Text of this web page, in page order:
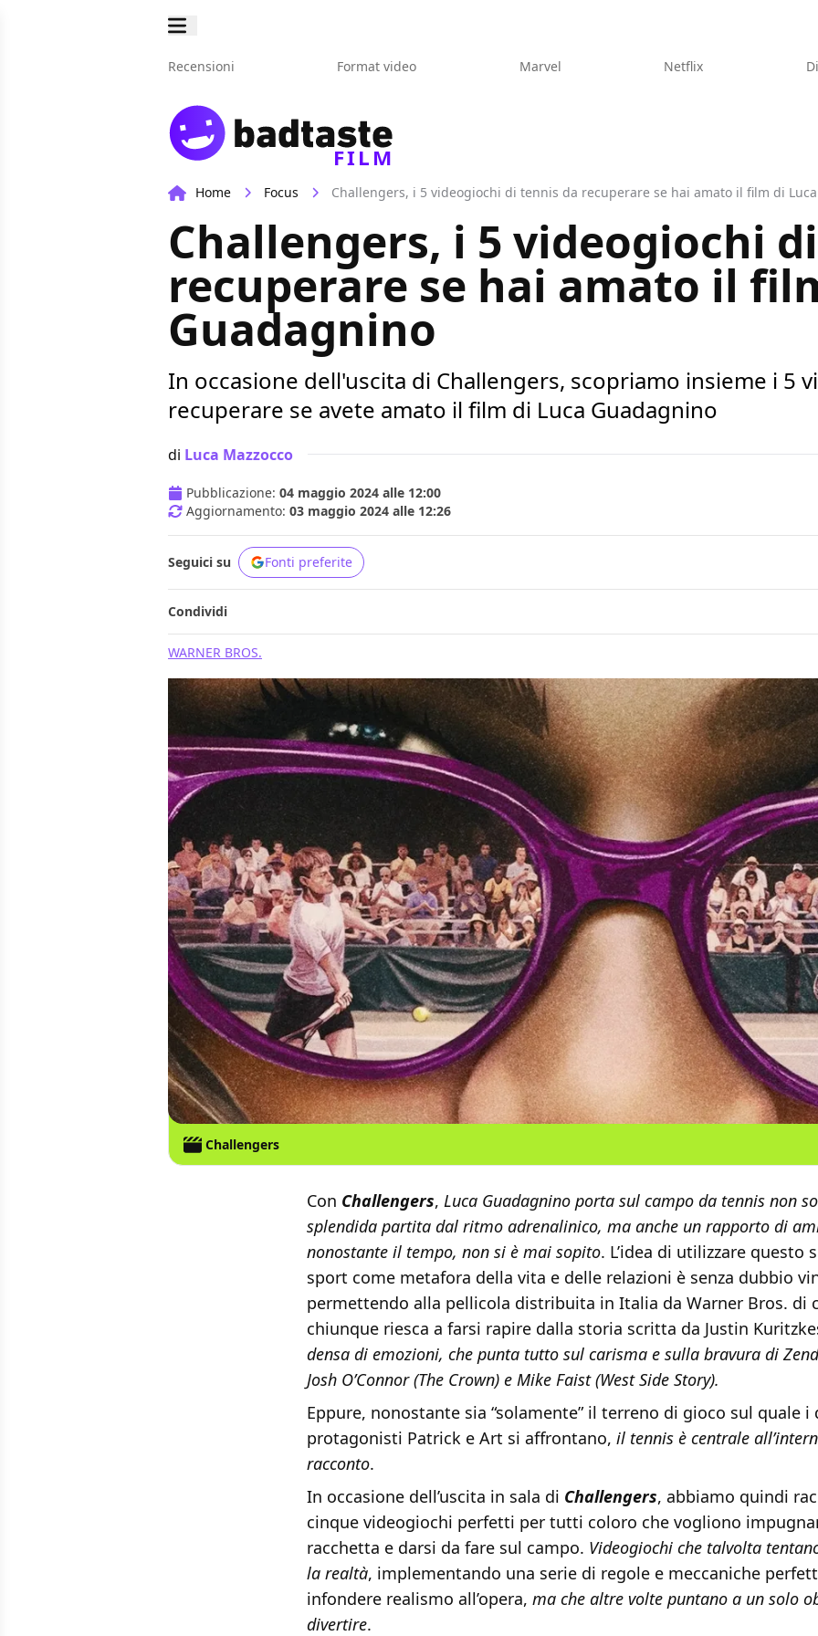
Recensioni Format video Marvel Netflix
FILM
Home Focus Challengers, i 5 videogiochi di tennis da recuperare se hai amato il film di
Challengers, i 5 videogiochi
recuperare se hai amato il
Guadagnino
In occasione dell'uscita di Challengers, scopriamo insieme i 5
recuperare se avete amato il film di Luca Guadagnino
di Luca Mazzocco
Pubblicazione: 04 maggio 2024 alle 12:00
Aggiornamento: 03 maggio 2024 alle 12:26
Seguici su Fonti preferite
Condividi
WARNER BROS.
Challengers
Con Challengers, Luca Guadagnino porta sul campo da tennis non
splendida partita dal ritmo adrenalinico, ma anche un rapporto di
nonostante il tempo, non si è mai sopito. L’idea di utilizzare questo
sport come metafora della vita e delle relazioni è senza dubbio
permettendo alla pellicola distribuita in Italia da Warner Bros. di
chiunque riesca a farsi rapire dalla storia scritta da Justin
densa di emozioni, che punta tutto sul carisma e sulla bravura di
Josh O’Connor (The Crown) e Mike Faist (West Side Story).
Eppure, nonostante sia “solamente” il terreno di gioco sul quale i
protagonisti Patrick e Art si affrontano, il tennis è centrale
racconto.
In occasione dell’uscita in sala di Challengers, abbiamo quindi
cinque videogiochi perfetti per tutti coloro che vogliono
racchetta e darsi da fare sul campo. Videogiochi che talvolta
la realtà, implementando una serie di regole e meccaniche
infondere realismo all’opera, ma che altre volte puntano a un solo
divertire.